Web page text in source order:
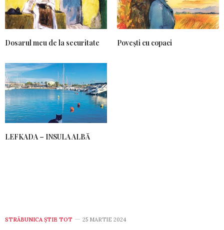
Dosarul meu de la securitate Povești cu copaci
LEFKADA – INSULA ALBĂ
STRĂBUNICA ȘTIE TOT 25 MARTIE 2024